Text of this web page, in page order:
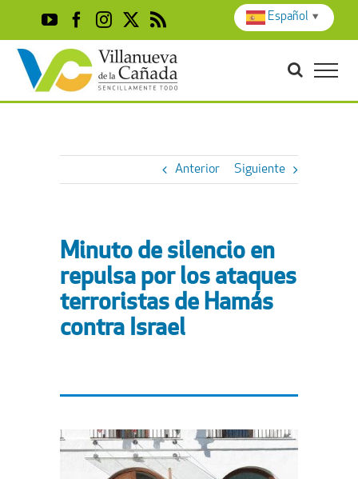
content
YouTubeFacebook
Instagram
X Rss
Anterior Siguiente
Minuto de silencio en
repulsa por los ataques
terroristas de Hamás
contra Israel
Español ▼